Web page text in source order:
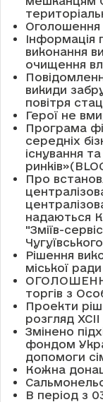
Оголошення
Інформація
виконання
очищення
викиди
повітря
Герої не
Програма
середніх
існування
Про
надаються
"Зміїв-
Рішення
міської
торгів з
Проекти
розгляд XCII
Змінено
фондом
допомоги
Кожна
В період з